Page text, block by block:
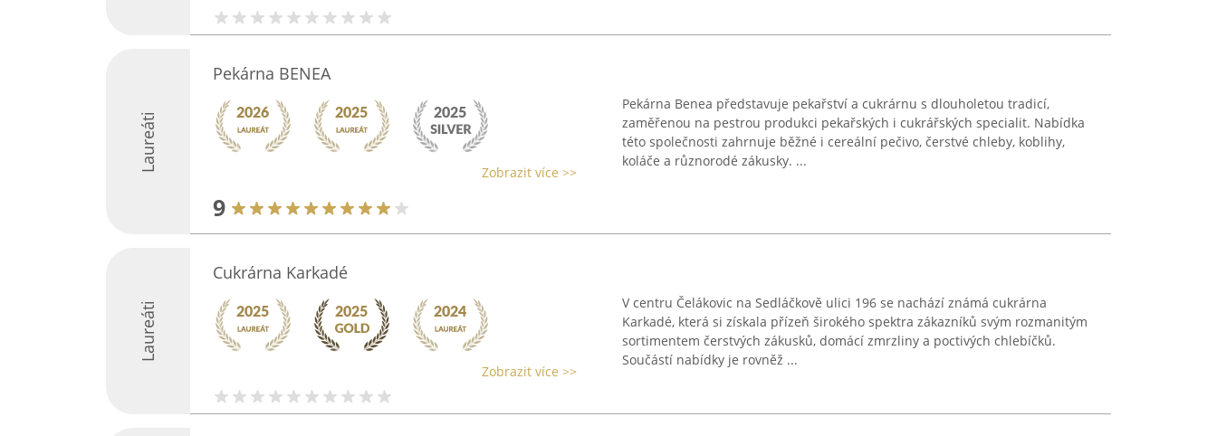
Laureáti
Pekárna BENEA
Zobrazit více >>
9
Pekárna Benea představuje pekařství a cukrárnu s dlouholetou tradicí,
zaměřenou na pestrou produkci pekařských i cukrářských specialit. Nabídka
této společnosti zahrnuje běžné i cereální pečivo, čerstvé chleby, koblihy,
koláče a různorodé zákusky. ...
Laureáti
Cukrárna Karkadé
Zobrazit více >>
V centru Čelákovic na Sedláčkově ulici 196 se nachází známá cukrárna
Karkadé, která si získala přízeň širokého spektra zákazníků svým rozmanitým
sortimentem čerstvých zákusků, domácí zmrzliny a poctivých chlebíčků.
Součástí nabídky je rovněž ...